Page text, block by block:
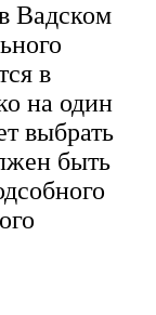
Вадском
в
на один
выбрать
быть